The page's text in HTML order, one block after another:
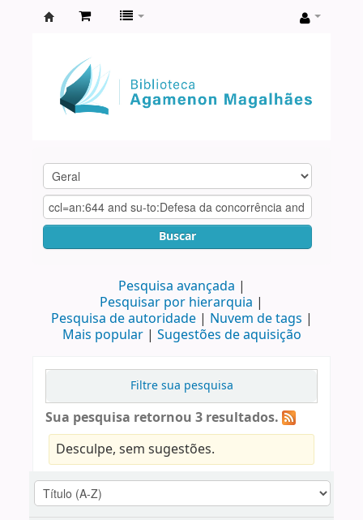
Agamenon
Magalhães
Buscar
Pesquisa avançada
Pesquisar por hierarquia
Pesquisa de autoridade
Nuvem de tags
Mais popular
Sugestões de aquisição
Filtre sua pesquisa
Sua pesquisa retornou 3 resultados.
Desculpe, sem sugestões.